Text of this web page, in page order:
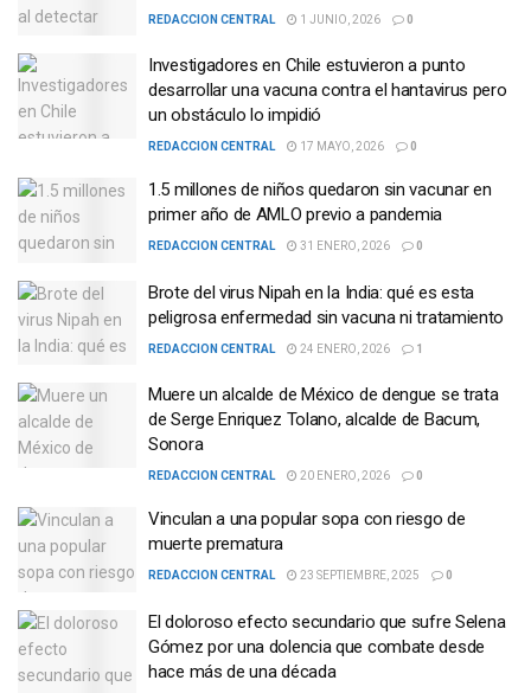
REDACCION CENTRAL 1 JUNIO, 2026 0
Investigadores en Chile estuvieron a punto
desarrollar una vacuna contra el hantavirus pero
un obstáculo lo impidió
REDACCION CENTRAL 17 MAYO, 2026 0
1.5 millones de niños quedaron sin vacunar en
primer año de AMLO previo a pandemia
REDACCION CENTRAL 31 ENERO, 2026 0
Brote del virus Nipah en la India: qué es esta
peligrosa enfermedad sin vacuna ni tratamiento
REDACCION CENTRAL 24 ENERO, 2026 1
Muere un alcalde de México de dengue se trata
de Serge Enriquez Tolano, alcalde de Bacum,
Sonora
REDACCION CENTRAL 20 ENERO, 2026 0
Vinculan a una popular sopa con riesgo de
muerte prematura
REDACCION CENTRAL 23 SEPTIEMBRE, 2025 0
El doloroso efecto secundario que sufre Selena
Gómez por una dolencia que combate desde
hace más de una década